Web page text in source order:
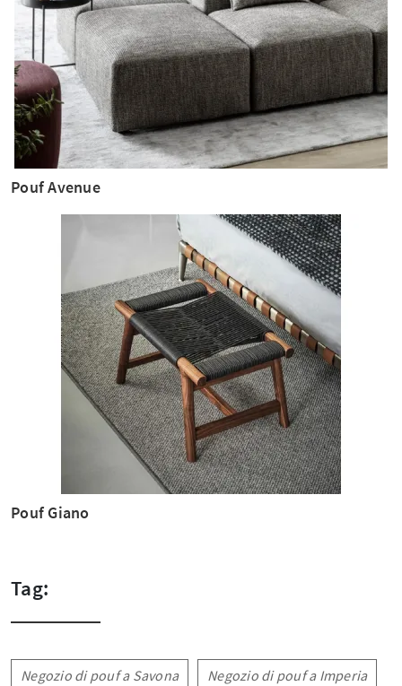
Pouf Avenue
Pouf Giano
Tag:
Negozio di pouf a Savona Negozio di pouf a Imperia